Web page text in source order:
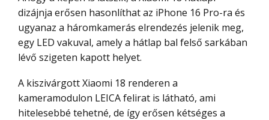
dizájnja erősen hasonlíthat az iPhone 16 Pro-ra és
ugyanaz a háromkamerás elrendezés jelenik meg,
egy LED vakuval, amely a hátlap bal felső sarkában
lévő szigeten kapott helyet.
A kiszivárgott Xiaomi 18 renderen a
kameramodulon LEICA felirat is látható, ami
hitelesebbé tehetné, de így erősen kétséges a